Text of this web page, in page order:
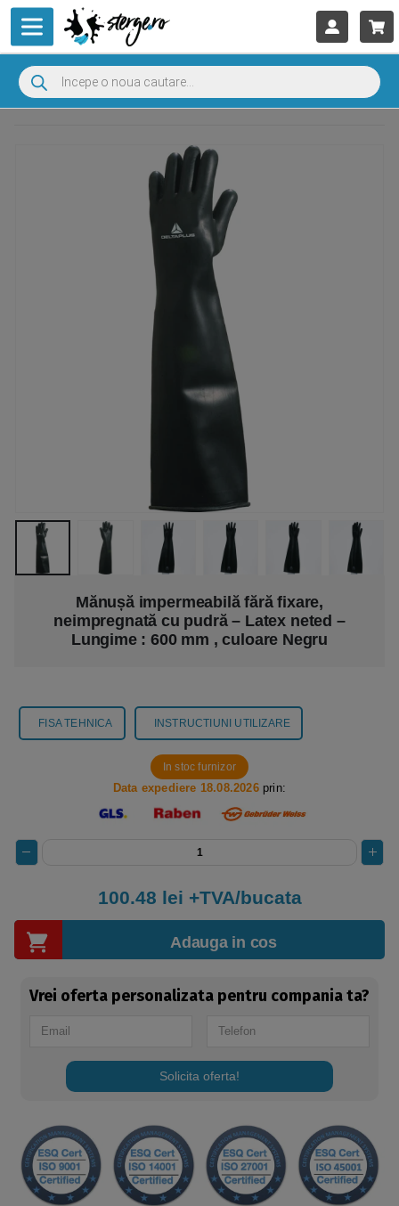
Mănușă impermeabilă fără fixare,
neimpregnată cu pudră – Latex neted –
Lungime : 600 mm , culoare Negru
FISA TEHNICA INSTRUCTIUNI UTILIZARE
In stoc furnizor
Data expediere 18.08.2026prin:
100.48 lei +TVA/bucata
Adauga in cos
Vrei oferta personalizata pentru compania ta?
Solicita oferta!